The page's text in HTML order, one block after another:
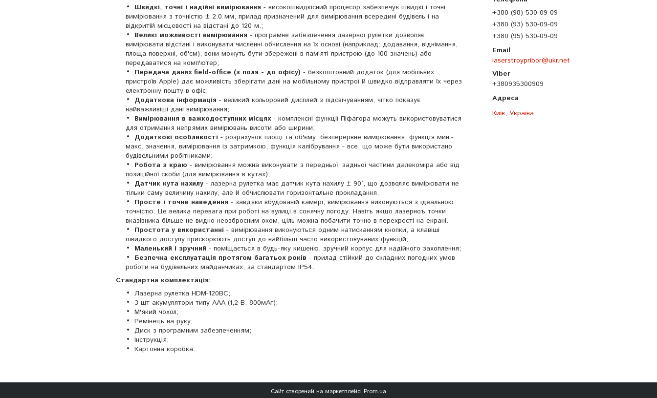
+380 (98) 530-09-09
+380 (93) 530-09-09
+380 (95) 530-09-09
laserstroypribor@ukr.net
+380935300909
Київ, Україна
Швидкі, точні і надійні вимірювання - високошвидкісний процесор забезпечує швидкі і точні
вимірювання з точністю ± 2.0 мм, прилад призначений для вимірювання всередині будівель і на
відкритій місцевості на відстані до 120 м.;
Великі можливості вимірювання - програмне забезпечення лазерної рулетки дозволяє
вимірювати відстані і виконувати численні обчислення на їх основі (наприклад: додавання, віднімання,
площа поверхні, об'єм), вони можуть бути збережені в пам'яті пристрою (до 100 значень) або
передаватися на комп'ютер;
Передача даних field-office (з поля - до офісу) - безкоштовний додаток (для мобільних
пристроїв Apple) дає можливість зберігати дані на мобільному пристрої й швидко відправляти їх через
електронну пошту в офіс;
Додаткова інформація - великий кольоровий дисплей з підсвічуванням, чітко показує
найважливіші дані вимірювання;
Вимірювання в важкодоступних місцях- комплексні функції Піфагора можуть використовуватися
для отримання непрямих вимірювань висоти або ширини;
Додаткові особливості - розрахунок площі та об'єму, безперервне вимірювання, функція мин.-
макс. значення, вимірювання із затримкою, функція калібрування - все, що може бути використано
будівельними робітниками;
Робота з краю - вимірювання можна виконувати з передньої, задньої частини далекоміра або від
позиційної скоби (для вимірювання в кутах);
Датчик кута нахилу - лазерна рулетка має датчик кута нахилу ± 90°, що дозволяє вимірювати не
тільки саму величину нахилу, але й обчислювати горизонтальне прокладання.
Просте і точне наведення - завдяки вбудованій камері, вимірювання виконуються з ідеальною
точністю. Це велика перевага при роботі на вулиці в сонячну погоду. Навіть якщо лазерноъ точки
вказівника більше не видно неозброєним оком, ціль можна побачити точно в перехресті на екрані.
Простота у використанні - вимірювання виконуються одним натисканням кнопки, а клавіші
швидкого доступу прискорюють доступ до найбільш часто використовуваних функцій;
Маленький і зручний - поміщається в будь-яку кишеню, зручний корпус для надійного захоплення;
Безпечна експлуатація протягом багатьох років - прилад стійкий до складних погодних умов
роботи на будівельних майданчиках, за стандартом IP54.
Стандартна комплектація:
Лазерна рулетка НDM-120BC;
3 шт акумулятори типу ААА (1,2 В. 800мАг);
М'який чохол;
Ремінець на руку;
Диск з програмним забезпеченням;
Інструкція;
Картонна коробка.
Сайт створений на маркетплейсі Prom.ua